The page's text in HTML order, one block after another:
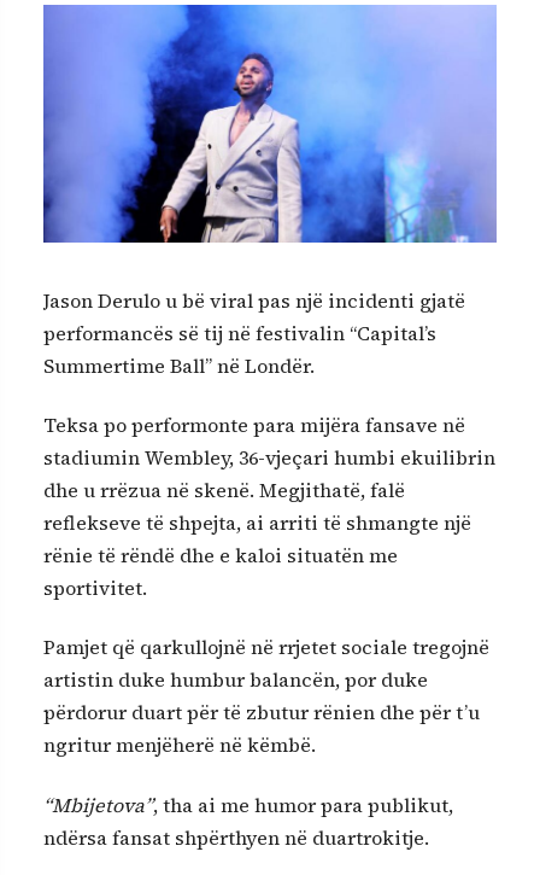
Jason Derulo u bë viral pas një incidenti gjatë
performancës së tij në festivalin “Capital’s
Summertime Ball” në Londër.
Teksa po performonte para mijëra fansave në
stadiumin Wembley, 36-vjeçari humbi ekuilibrin
dhe u rrëzua në skenë. Megjithatë, falë
reflekseve të shpejta, ai arriti të shmangte një
rënie të rëndë dhe e kaloi situatën me
sportivitet.
Pamjet që qarkullojnë në rrjetet sociale tregojnë
artistin duke humbur balancën, por duke
përdorur duart për të zbutur rënien dhe për t’u
ngritur menjëherë në këmbë.
“Mbijetova”, tha ai me humor para publikut,
ndërsa fansat shpërthyen në duartrokitje.